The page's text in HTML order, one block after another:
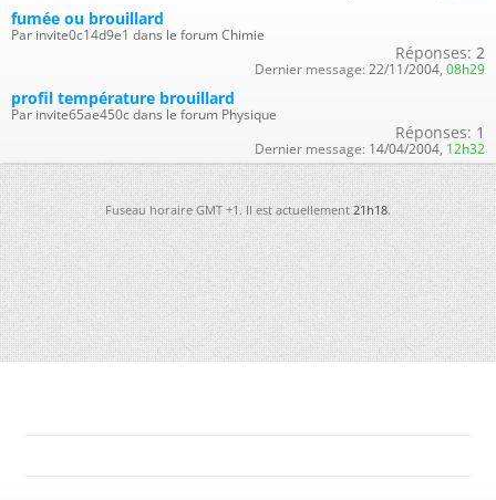
fumée ou brouillard
Par invite0c14d9e1 dans le forum Chimie
Réponses: 2
Dernier message: 22/11/2004, 08h29
profil température brouillard
Par invite65ae450c dans le forum Physique
Réponses: 1
Dernier message: 14/04/2004, 12h32
Fuseau horaire GMT +1. Il est actuellement21h18.